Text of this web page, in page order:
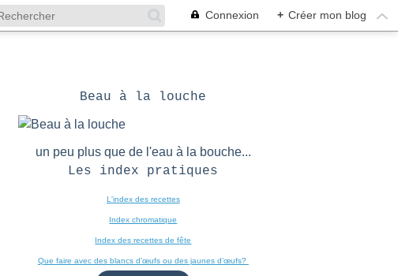
Connexion + Créer mon blog
Beau à la louche
un peu plus que de l'eau à la bouche...
Les index pratiques
L'index des recettes
Index chromatique
Index des recettes de fête
Que faire avec des blancs d’œufs ou des jaunes d’œufs?